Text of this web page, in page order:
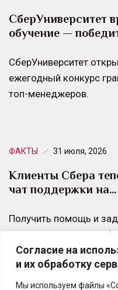
Согласие на
и их обработку
Мы используем файлы
СберУниверситет
обучение —
СберУниверситет
ежегодный конкурс
топ-менеджеров.
ФАКТЫ 31 июля, 2026
Клиенты Сбера
чат поддержки на…
Получить помощь и
чате поддержки в
Онлайн теперь можно
языках народов